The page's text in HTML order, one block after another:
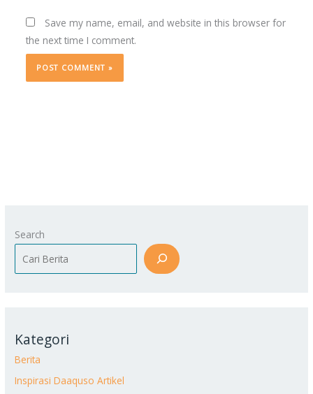
Save my name, email, and website in this browser for
the next time I comment.
Search
Kategori
Berita
Inspirasi Daaquso Artikel